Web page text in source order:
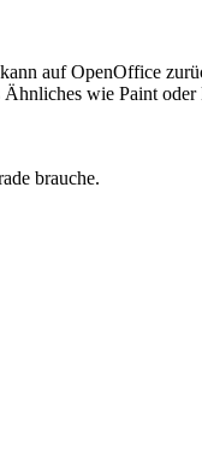
auf OpenOffice
wie Paint
brauche.